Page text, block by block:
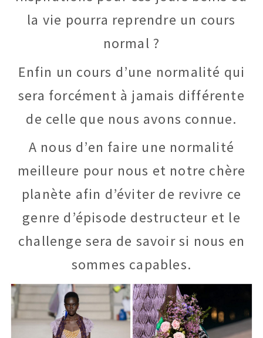
la vie pourra reprendre un cours
normal ?
Enfin un cours d’une normalité qui
sera forcément à jamais différente
de celle que nous avons connue.
A nous d’en faire une normalité
meilleure pour nous et notre chère
planète afin d’éviter de revivre ce
genre d’épisode destructeur et le
challenge sera de savoir si nous en
sommes capables.